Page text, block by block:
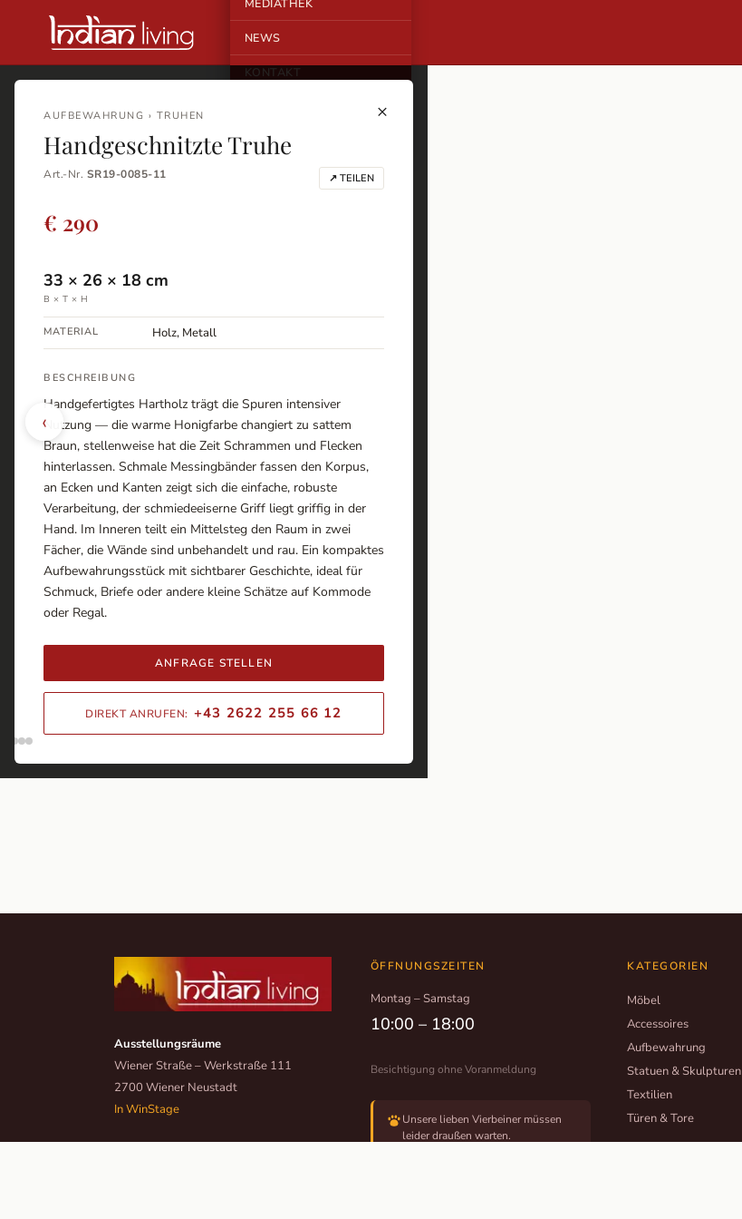
MEDIATHEK
NEWS
KONTAKT
×
‹
AUFBEWAHRUNG › TRUHEN
Handgeschnitzte Truhe
Art.-Nr. SR19-0085-11 ↗ TEILEN
€ 290
33 × 26 × 18 cm
B × T × H
MATERIAL Holz, Metall
BESCHREIBUNG
Handgefertigtes Hartholz trägt die Spuren intensiver
Nutzung — die warme Honigfarbe changiert zu sattem
Braun, stellenweise hat die Zeit Schrammen und Flecken
hinterlassen. Schmale Messingbänder fassen den Korpus,
an Ecken und Kanten zeigt sich die einfache, robuste
Verarbeitung, der schmiedeeiserne Griff liegt griffig in der
Hand. Im Inneren teilt ein Mittelsteg den Raum in zwei
Fächer, die Wände sind unbehandelt und rau. Ein kompaktes
Aufbewahrungsstück mit sichtbarer Geschichte, ideal für
Schmuck, Briefe oder andere kleine Schätze auf Kommode
oder Regal.
ANFRAGE STELLEN
DIREKT ANRUFEN: +43 2622 255 66 12
Ausstellungsräume
Wiener Straße – Werkstraße 111
2700 Wiener Neustadt
In WinStage
ÖFFNUNGSZEITEN
Montag – Samstag
10:00 – 18:00
Besichtigung ohne Voranmeldung
Unsere lieben Vierbeiner müssen
leider draußen warten.
KATEGORIEN
Möbel
Accessoires
Aufbewahrung
Statuen & Skulpturen
Textilien
Türen & Tore